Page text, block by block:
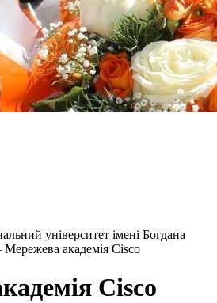
університет імені Богдана
академія Cisco
Cisco